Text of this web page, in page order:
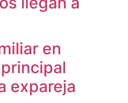
en
expareja